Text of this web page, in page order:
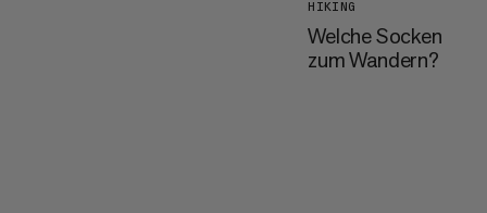
HIKING
Welche Socken
zum Wandern?